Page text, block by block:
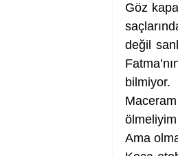
Göz
değil
bilmiyor.
Ama